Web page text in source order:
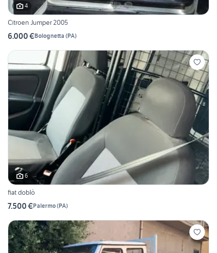
4
Citroen Jumper 2005
6.000 €Bolognetta (PA)
6
fiat doblò
7.500 €Palermo(PA)